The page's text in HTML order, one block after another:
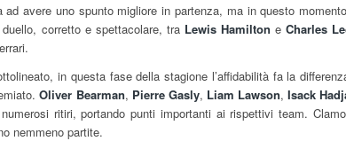
ad avere uno spunto migliore in partenza, ma in questo
corretto e spettacolare, tra Lewis Hamilton eCharles
in questa fase della stagione l’affidabilità fa la
Oliver Bearman, Pierre Gasly, Liam Lawson,Isack
ritiri, portando punti importanti ai rispettivi team.
nemmeno partite.